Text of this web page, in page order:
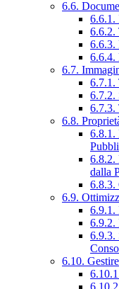
6.6.
6.6.1.
6.6.2.
6.6.3.
6.6.4.
6.7.
6.7.1.
6.7.2.
6.7.3.
6.8.
6.8.1.
6.8.2.
dalla
6.8.3.
6.9.
6.9.1.
6.9.2.
6.9.3.
6.10.